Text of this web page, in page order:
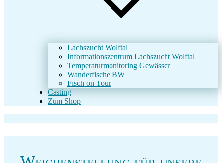
Lachszucht Wolftal
Informationszentrum Lachszucht Wolftal
Temperaturmonitoring Gewässer
Wanderfische BW
Fisch on Tour
Casting
Zum Shop